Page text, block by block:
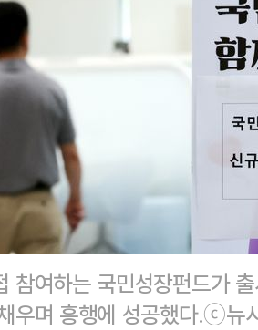
참여하는 국민성장펀드가
우며 흥행에 성공했다.ⓒ뉴